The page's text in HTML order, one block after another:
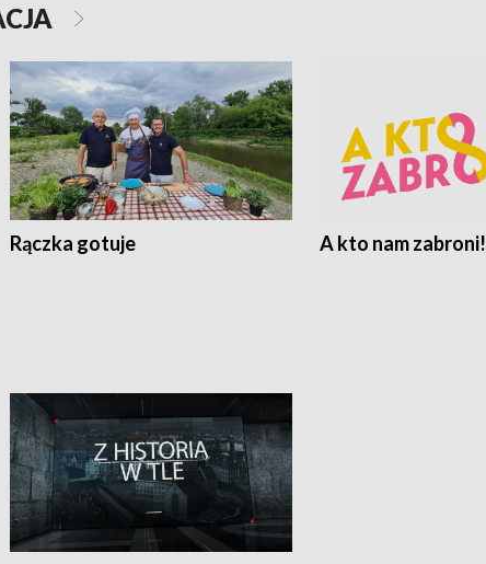
Rączka gotuje A kto nam zabroni!